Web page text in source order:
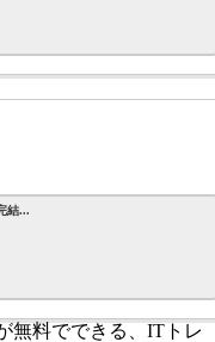
...
料でできる、ITトレ